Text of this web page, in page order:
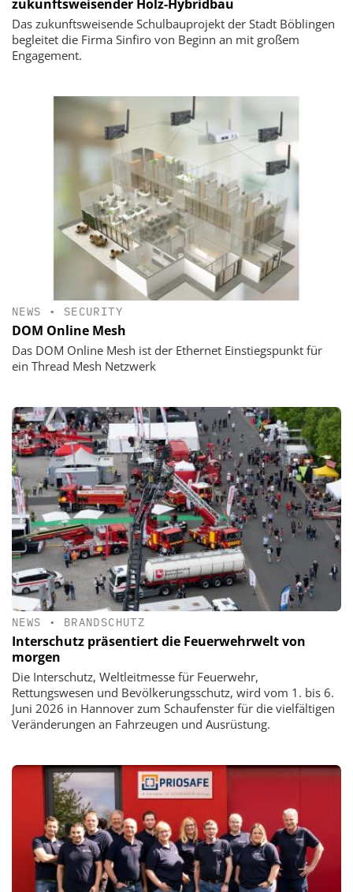
zukunftsweisender Holz-Hybridbau
Das zukunftsweisende Schulbauprojekt der Stadt Böblingen
begleitet die Firma Sinfiro von Beginn an mit großem
Engagement.
NEWS • SECURITY
DOM Online Mesh
Das DOM Online Mesh ist der Ethernet Einstiegspunkt für
ein Thread Mesh Netzwerk
NEWS • BRANDSCHUTZ
Interschutz präsentiert die Feuerwehrwelt von
morgen
Die Interschutz, Weltleitmesse für Feuerwehr,
Rettungswesen und Bevölkerungsschutz, wird vom 1. bis 6.
Juni 2026 in Hannover zum Schaufenster für die vielfältigen
Veränderungen an Fahrzeugen und Ausrüstung.